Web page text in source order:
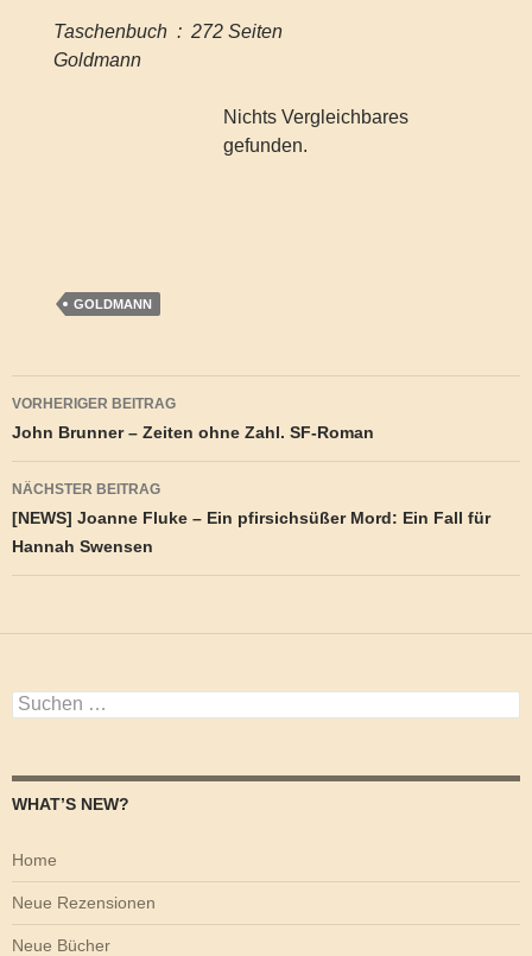
Taschenbuch ‏ : ‎ 272 Seiten
Goldmann
Nichts Vergleichbares
gefunden.
GOLDMANN
Beitragsnavigation
VORHERIGER BEITRAG
John Brunner – Zeiten ohne Zahl. SF-Roman
NÄCHSTER BEITRAG
[NEWS] Joanne Fluke – Ein pfirsichsüßer Mord: Ein Fall für
Hannah Swensen
Suchen
nach:
WHAT’S NEW?
Home
Neue Rezensionen
Neue Bücher